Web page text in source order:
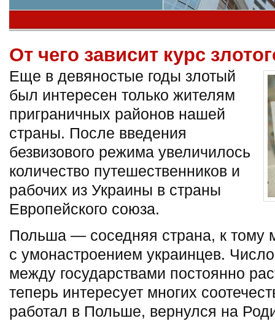
От чего зависит курс
Еще в девяностые годы злотый
был интересен только жителям
приграничных районов нашей
страны. После введения
безвизового режима увеличилось
количество путешественников и
рабочих из Украины в страны
Европейского союза.
Польша — соседняя страна, к тому
с умонастроением украинцев.
между государствами постоянно
теперь интересует многих
работал в Польше, вернулся на